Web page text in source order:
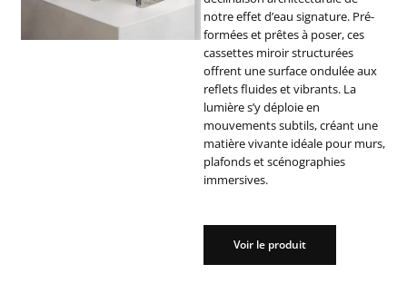
notre effet d’eau signature. Pré-
formées et prêtes à poser, ces
cassettes miroir structurées
offrent une surface ondulée aux
reflets fluides et vibrants. La
lumière s’y déploie en
mouvements subtils, créant une
matière vivante idéale pour murs,
plafonds et scénographies
immersives.
Voir le produit